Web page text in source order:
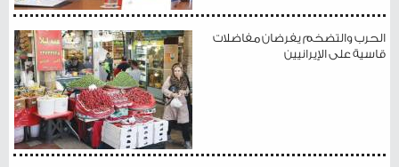
الحرب والتضخم يفرضان مفاضلات
قاسية على الإيرانيين